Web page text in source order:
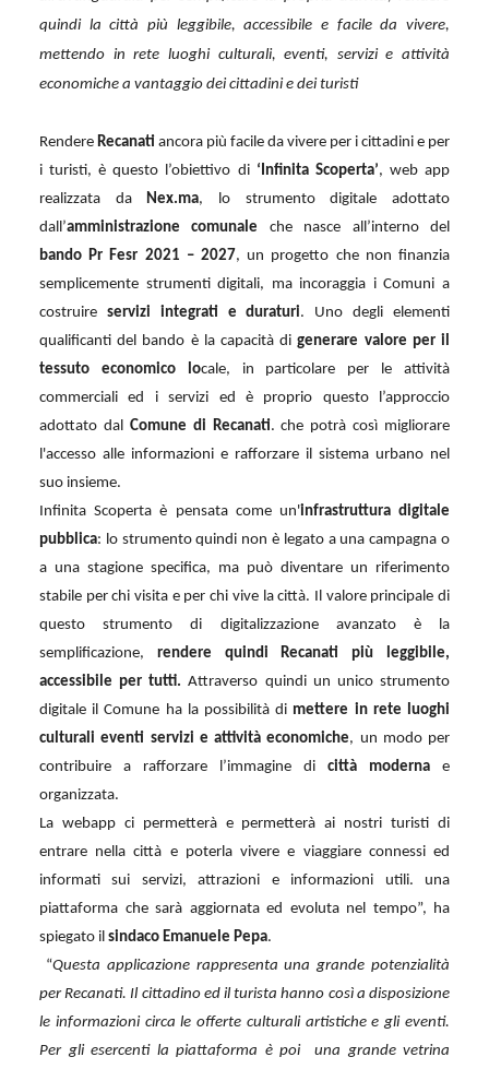
quindi la città più leggibile, accessibile e facile da vivere,
mettendo in rete luoghi culturali, eventi, servizi e attività
economiche a vantaggio dei cittadini e dei turisti
Rendere Recanati ancora più facile da vivere per i cittadini e per
i turisti, è questo l’obiettivo di ‘Infinita Scoperta’, web app
realizzata da
Nex.ma, lo strumento digitale adottato
dall’amministrazione comunale che nasce all’interno del
bando Pr Fesr 2021 – 2027, un progetto che non finanzia
semplicemente strumenti digitali, ma incoraggia i Comuni a
costruire servizi integrati e duraturi. Uno degli elementi
qualificanti del bando è la capacità digenerare valore per il
tessuto economico locale, in particolare per le attività
commerciali ed i servizi ed è proprio questo l’approccio
adottato dal Comune di Recanati. che potrà così migliorare
l'accesso alle informazioni e rafforzare il sistema urbano nel
suo insieme.
Infinita Scoperta è pensata come un'infrastruttura digitale
pubblica: lo strumento quindi non è legato a una campagna o
a una stagione specifica, ma può diventare un riferimento
stabile per chi visita e per chi vive la città. Il valore principale di
questo strumento di digitalizzazione avanzato è la
semplificazione, rendere quindi Recanati più leggibile,
accessibile per tutti.Attraverso quindi un unico strumento
digitale il Comune ha la possibilità di mettere in rete luoghi
culturali eventi servizi e attività economiche, un modo per
contribuire a rafforzare l’immagine di città moderna e
organizzata.
La webapp ci permetterà e permetterà ai nostri turisti di
entrare nella città e poterla vivere e viaggiare connessi ed
informati sui servizi, attrazioni e informazioni utili. una
piattaforma che sarà aggiornata ed evoluta nel tempo”, ha
spiegato il sindaco Emanuele Pepa.
“Questa applicazione rappresenta una grande potenzialità
per Recanati. Il cittadino ed il turista hanno così a disposizione
le informazioni circa le offerte culturali artistiche e gli eventi.
Per gli esercenti la piattaforma è poi
una grande vetrina